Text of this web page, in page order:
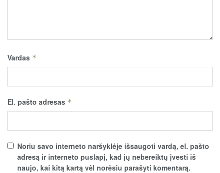
Vardas *
El. pašto adresas *
Noriu savo interneto naršyklėje išsaugoti vardą, el. pašto
adresą ir interneto puslapį, kad jų nebereiktų įvesti iš
naujo, kai kitą kartą vėl norėsiu parašyti komentarą.